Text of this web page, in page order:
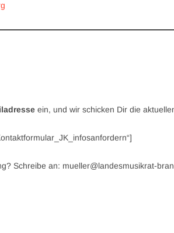
ein, und wir schicken Dir die
Schreibe an: mueller@landesmusikrat-